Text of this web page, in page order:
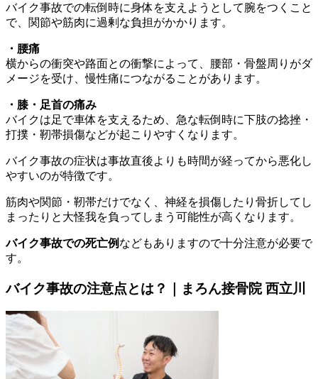
バイク事故での転倒時に身体を支えようとして腕をつくこと
で、関節や筋肉に過剰な負担がかかります。
・腰痛
横からの衝突や路面との衝撃によって、腰部・骨盤周りがダ
メージを受け、慢性痛につながることがあります。
・膝・足首の痛み
バイクは足で車体を支えるため、急な転倒時に下肢の捻挫・
打撲・靭帯損傷などが起こりやすくなります。
バイク事故の症状は事故直後よりも時間が経ってから悪化し
やすいのが特徴です。
筋肉や関節・靭帯だけでなく、神経を損傷したり骨折してし
まったりと 大怪我を負ってしまう可能性が高く なります。
バイク事故での死亡例 などもありますので十分注意が必要で
す。
バイク事故の注意点とは？｜まろん接骨院 西立川